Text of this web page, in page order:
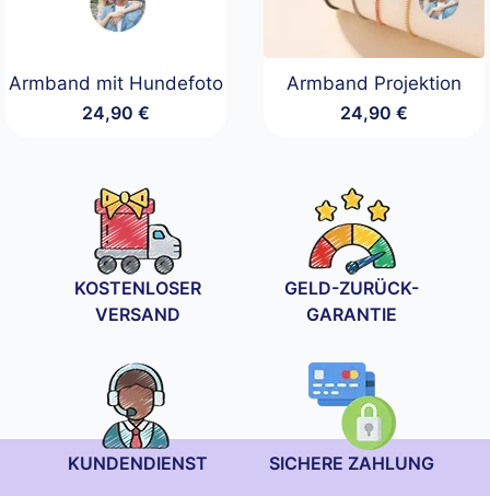
Armband mit Hundefoto
24,90€
Armband Projektion
24,90 €
KOSTENLOSER
VERSAND
GELD-ZURÜCK-
GARANTIE
KUNDENDIENST SICHERE ZAHLUNG